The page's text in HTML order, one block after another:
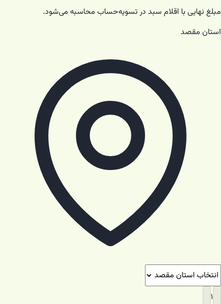
مبلغ نهایی با اقلام سبد در تسویه‌حساب محاسبه می‌شود.
استان مقصد
۱